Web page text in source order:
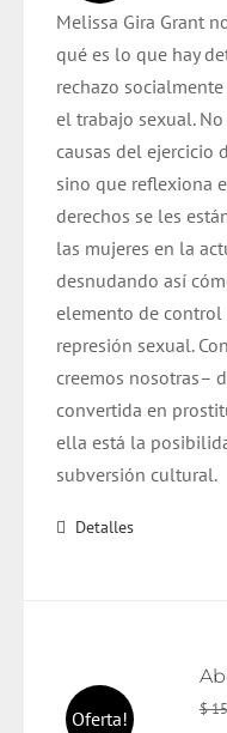
Melissa Gira Grant
qué es lo que hay
rechazo
el trabajo sexual.
causas del ejercicio
sino que reflexiona
derechos se les
las mujeres en la
desnudando así
elemento de control
represión sexual.
creemos nosotras–
convertida en
ella está la
subversión cultural.
Detalles
Oferta! $